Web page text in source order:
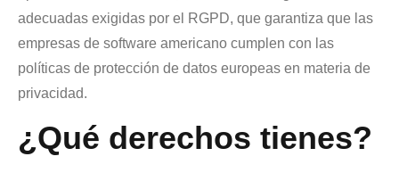
adecuadas exigidas por el RGPD, que garantiza que las
empresas de software americano cumplen con las
políticas de protección de datos europeas en materia de
privacidad.
¿Qué derechos tienes?